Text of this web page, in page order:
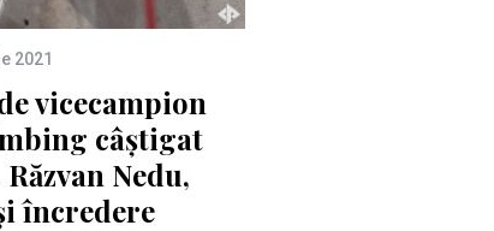
2021
vicecampion
câștigat
Nedu,
încredere